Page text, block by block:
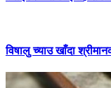
विषालु च्याउ खाँदा